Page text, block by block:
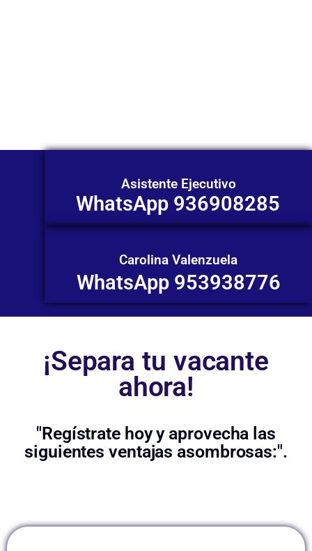
Asistente Ejecutivo
WhatsApp 936908285
Carolina Valenzuela
WhatsApp 953938776
¡Separa tu vacante
ahora!
"Regístrate hoy y aprovecha las
siguientes ventajas asombrosas:".